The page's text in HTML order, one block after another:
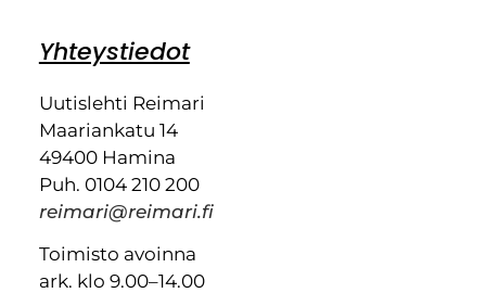
Yhteystiedot
Uutislehti Reimari
Maariankatu 14
49400 Hamina
Puh. 0104 210 200
reimari@reimari.fi
Toimisto avoinna
ark. klo 9.00–14.00